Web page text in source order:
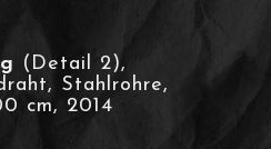
(Detail 2),
Stahlrohre,
cm, 2014